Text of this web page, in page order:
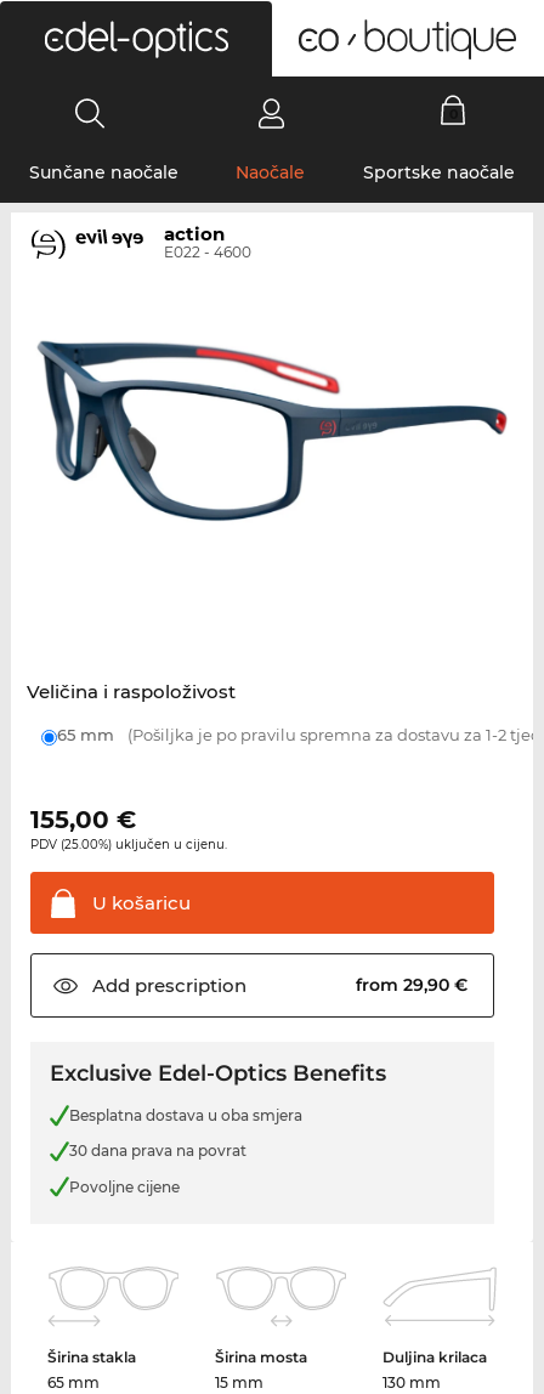
Sunčane naočale Naočale Sportske naočale
action
E022 - 4600
Veličina i raspoloživost
65 mm (Pošiljka je po pravilu spremna za dostavu za 1-2
155,00 €
PDV (25.00%) uključen u cijenu.
U košaricu
Add prescription from 29,90 €
Exclusive Edel-Optics Benefits
Besplatna dostava u oba smjera
30 dana prava na povrat
Povoljne cijene
Širina stakla
65 mm
Širina mosta
15 mm
Duljina krilaca
130 mm